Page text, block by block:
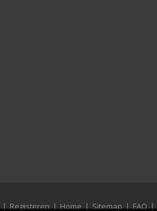
| Registeren | Home | Sitemap | FAQ |